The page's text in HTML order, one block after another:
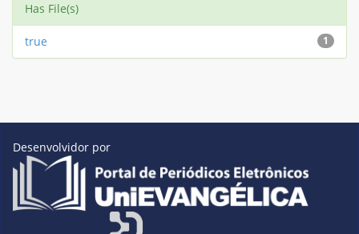
Has File(s)
1
true
Desenvolvidor por